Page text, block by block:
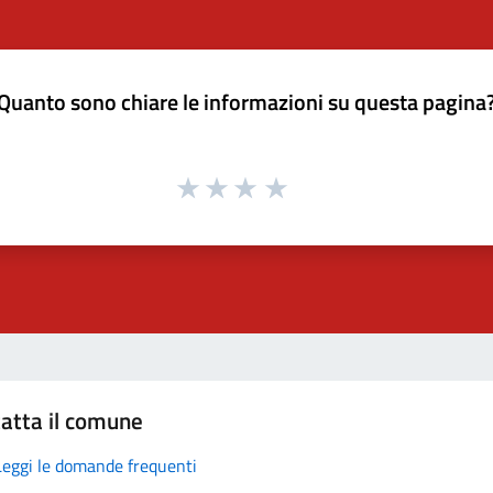
sono chiare le informazioni su questa
il comune
le domande frequenti